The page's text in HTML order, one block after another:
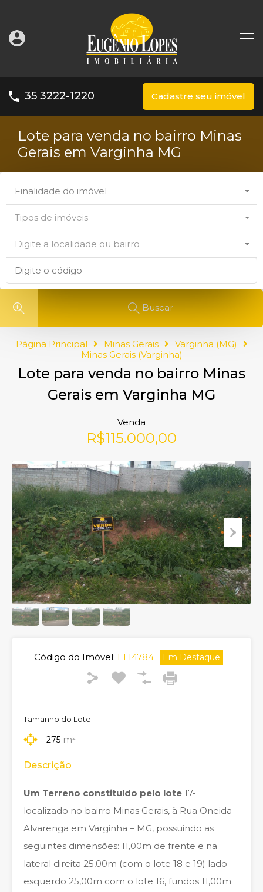
35 3222-1220 Cadastre seu imóvel
Lote para venda no bairro Minas
Gerais em Varginha MG
Finalidade do imóvel
Tipos de imóveis
Digite a localidade ou bairro
Buscar
Página Principal Minas Gerais
Varginha (MG)
Minas Gerais (Varginha)
Lote para venda no bairro Minas
Gerais em Varginha MG
Venda
R$115.000,00
Código do Imóvel: EL14784 Em Destaque
Tamanho do Lote
275 m²
Descrição
Um Terreno constituído pelo lote 17-
localizado no bairro Minas Gerais, à Rua Oneida
Alvarenga em Varginha – MG, possuindo as
seguintes dimensões: 11,00m de frente e na
lateral direita 25,00m (com o lote 18 e 19) lado
esquerdo 25,00m com o lote 16, fundos 11,00m